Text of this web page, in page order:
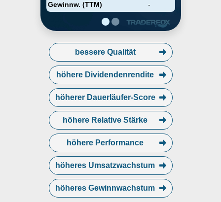
Gewinnw. (TTM)
-
bessere Qualität
höhere Dividendenrendite
höherer Dauerläufer-Score
höhere Relative Stärke
höhere Performance
höheres Umsatzwachstum
höheres Gewinnwachstum